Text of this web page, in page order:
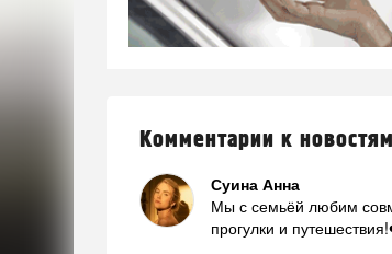
Комментарии к новостям
Суина Анна
Мы с семьёй любим
прогулки и